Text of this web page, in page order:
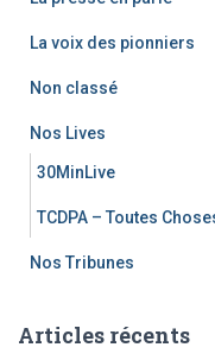
La voix des pionniers
Non classé
Nos Lives
30MinLive
TCDPA – Toutes
Nos Tribunes
Articles récents